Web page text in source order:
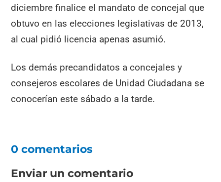
diciembre finalice el mandato de concejal que
obtuvo en las elecciones legislativas de 2013,
al cual pidió licencia apenas asumió.
Los demás precandidatos a concejales y
consejeros escolares de Unidad Ciudadana se
conocerían este sábado a la tarde.
0 comentarios
Enviar un comentario